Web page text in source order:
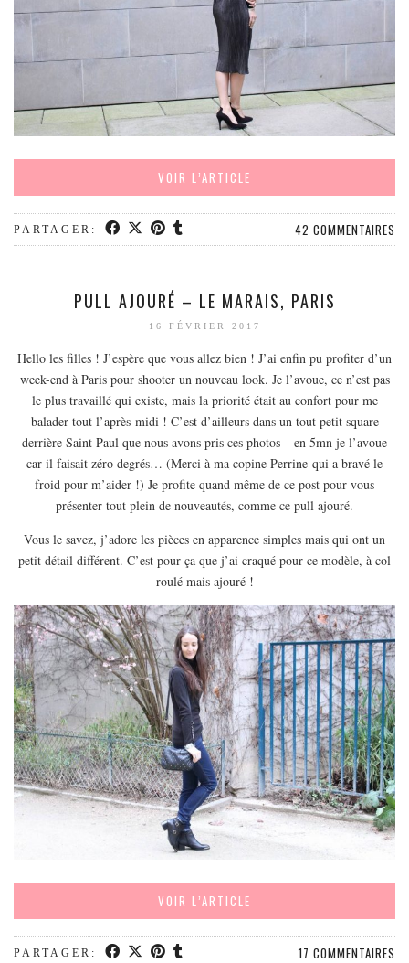
VOIR L’ARTICLE
PARTAGER: 42 COMMENTAIRES
PULL AJOURÉ – LE MARAIS, PARIS
16 FÉVRIER 2017
Hello les filles ! J’espère que vous allez bien ! J’ai enfin pu profiter d’un
week-end à Paris pour shooter un nouveau look. Je l’avoue, ce n’est pas
le plus travaillé qui existe, mais la priorité était au confort pour me
balader tout l’après-midi ! C’est d’ailleurs dans un tout petit square
derrière Saint Paul que nous avons pris ces photos – en 5mn je l’avoue
car il faisait zéro degrés… (Merci à ma copine Perrine qui a bravé le
froid pour m’aider !) Je profite quand même de ce post pour vous
présenter tout plein de nouveautés, comme ce pull ajouré.
Vous le savez, j’adore les pièces en apparence simples mais qui ont un
petit détail différent. C’est pour ça que j’ai craqué pour ce modèle, à col
roulé mais ajouré !
VOIR L’ARTICLE
PARTAGER: 17 COMMENTAIRES